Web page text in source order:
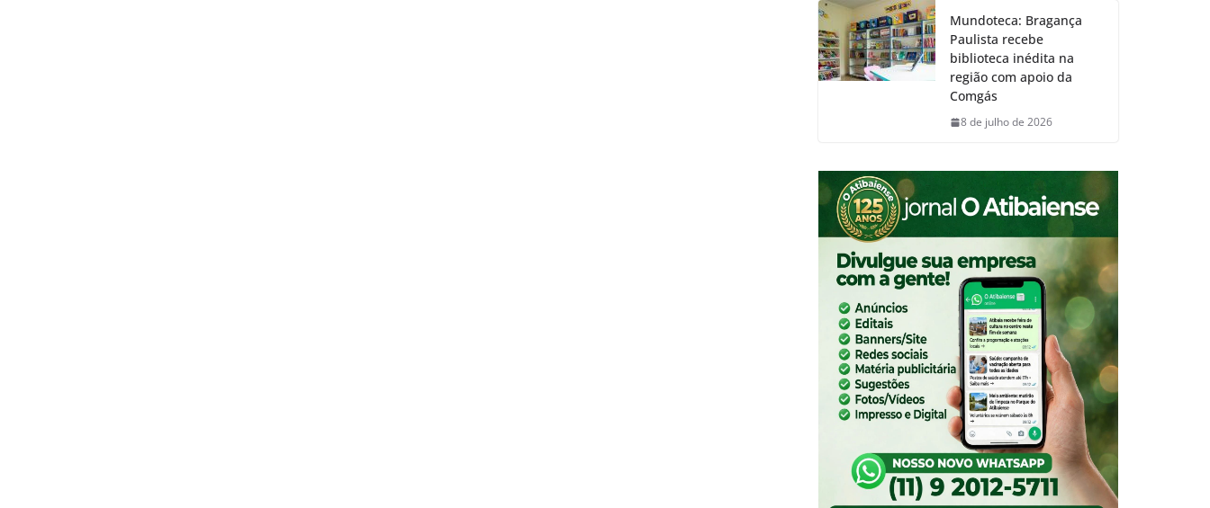
Mundoteca: Bragança
Paulista recebe
biblioteca inédita na
região com apoio da
Comgás
8 de julho de 2026